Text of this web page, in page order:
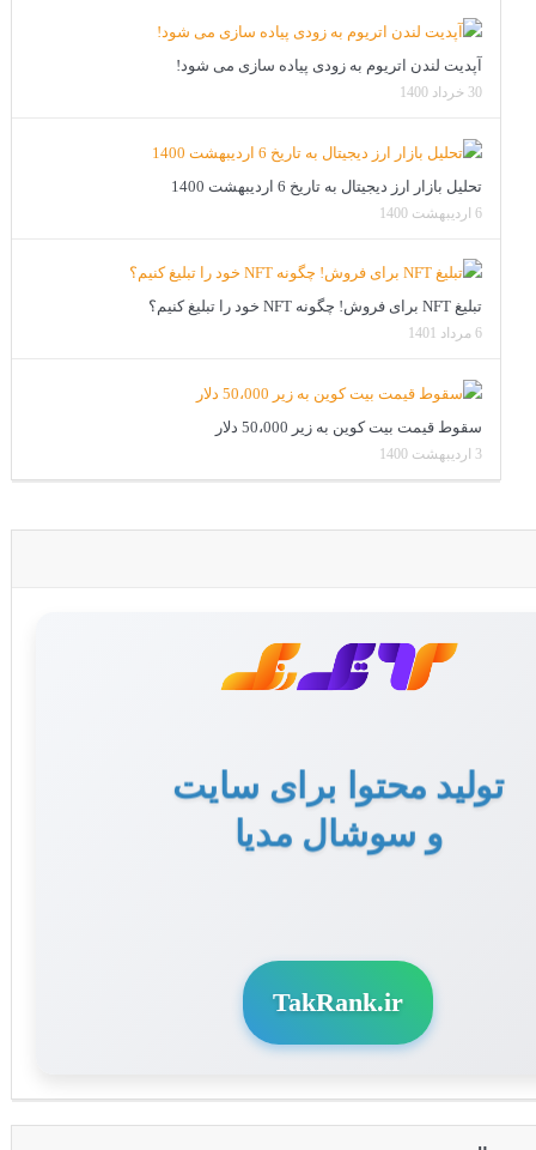
آپدیت لندن اتریوم به زودی پیاده سازی می شود!
30 خرداد 1400
تحلیل بازار ارز دیجیتال به تاریخ 6 اردیبهشت 1400
6 اردیبهشت 1400
تبلیغ NFT برای فروش! چگونه NFT خود را تبلیغ کنیم؟
6 مرداد 1401
سقوط قیمت بیت کوین به زیر 50،000 دلار
3 اردیبهشت 1400
تولید محتوا برای سایت
و سوشال مدیا
TakRank.ir